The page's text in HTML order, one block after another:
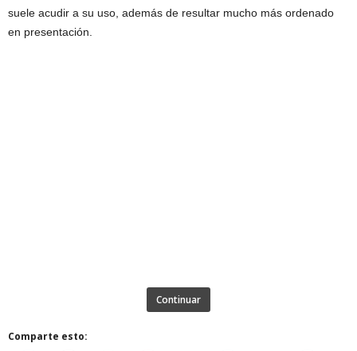
suele acudir a su uso, además de resultar mucho más ordenado
en presentación.
Continuar
Comparte esto: